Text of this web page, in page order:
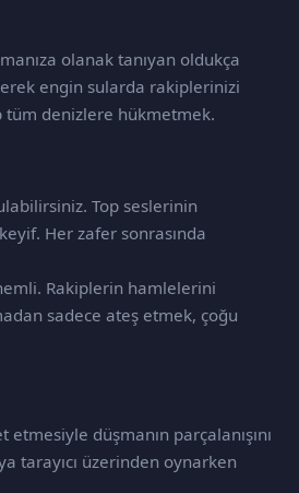
olanak tanıyan oldukça
engin sularda rakiplerinizi
tüm denizlere hükmetmek.
Top seslerinin
Her zafer sonrasında
Rakiplerin hamlelerini
sadece ateş etmek, çoğu
etmesiyle düşmanın parçalanışını
tarayıcı üzerinden oynarken